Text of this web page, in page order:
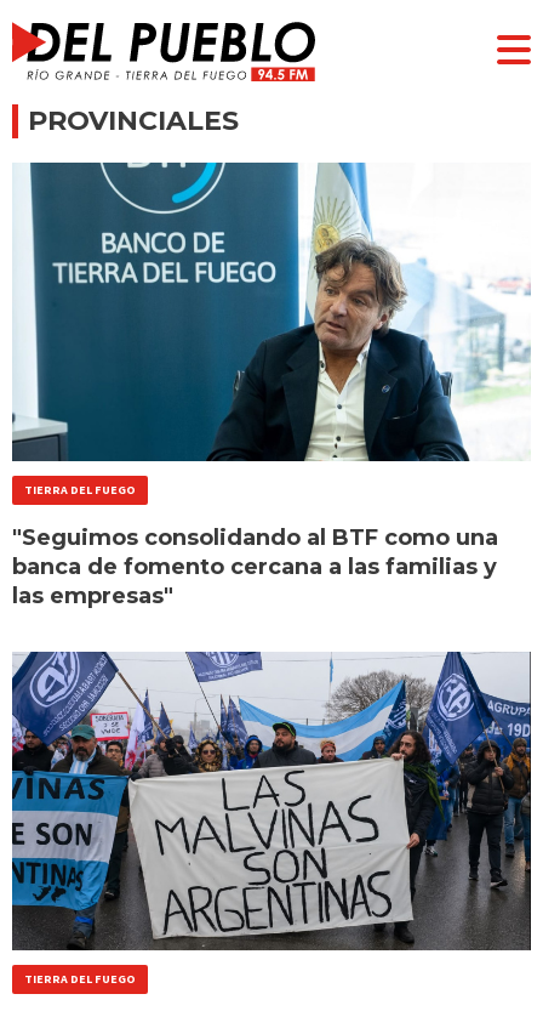
PROVINCIALES
TIERRA DEL FUEGO
"Seguimos consolidando al BTF como una
banca de fomento cercana a las familias y
las empresas"
TIERRA DEL FUEGO